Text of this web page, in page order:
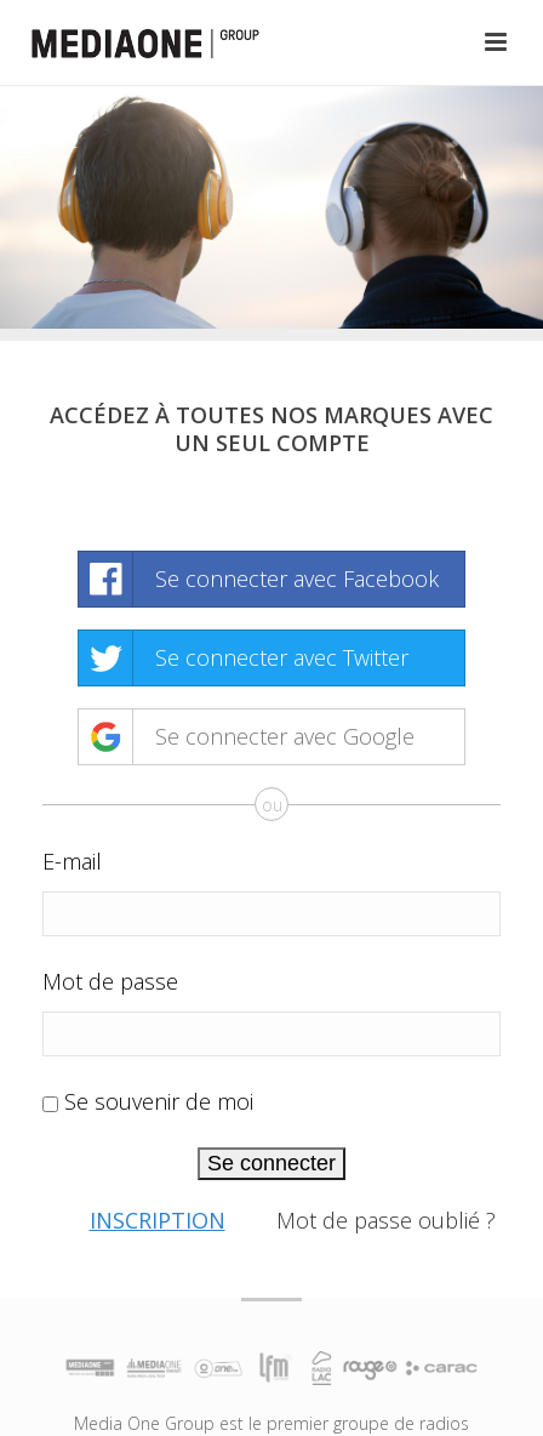
ACCÉDEZ À TOUTES NOS MARQUES AVEC
UN SEUL COMPTE
Se connecter avec Facebook
Se connecter avec Twitter
Se connecter avec Google
ou
E-mail
Mot de passe
Se souvenir de moi
Se connecter
INSCRIPTION Mot de passe oublié ?
Media One Group est le premier groupe de radios